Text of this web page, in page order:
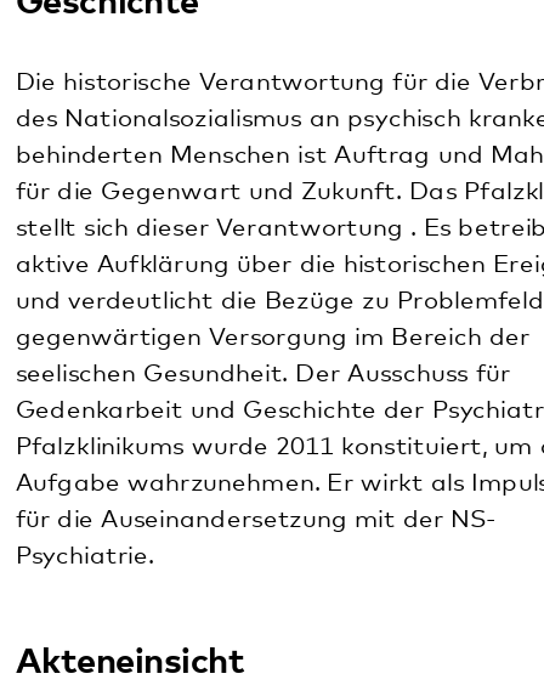
Psychiatrie.
Akteneinsicht
Wenn Sie Auskunft zum Schicksal von Angehörigen
wünschen, die während der NS-Zeit in der Heil- und
Pflegeanstalt Klingenmünster waren, unterstützen
wir Sie gern. Sie können sich an die
Mitarbeiterinnen der Gedenkarbeit wenden (Tel.
06349/900-1861,gedenkarbeit@pfalzklinikum.de )
oder direkt an das Landesarchiv Speyer, in dessen
Eigentum sich die historischen Akten befinden:
Otto-Mayer-Str. 9
67346 Speyer
Tel. 06232 9192-0
und des Gedenkens am Pfalzklinikum